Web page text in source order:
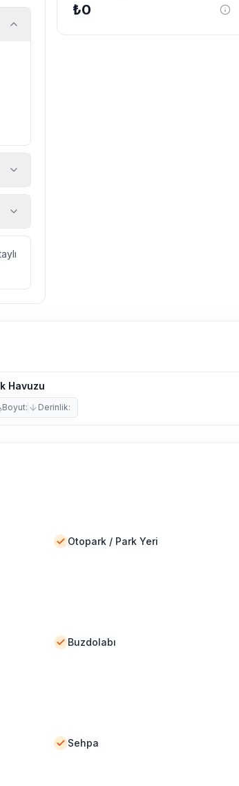
₺0
Havuzu
Boyut: Derinlik:
Otopark / Park Yeri
Buzdolabı
Sehpa